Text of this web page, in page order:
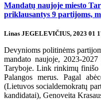
Mandatų naujoje miesto
priklausantys 9 partijoms,
Linas JEGELEVIČIUS, 2023 01
Devynioms politinėms
mandato naujoje, 2023-
Taryboje. Link rinkimų finišo
Palangos merus. Pagal
(Lietuvos socialdemokratų
kandidatai), Genoveita